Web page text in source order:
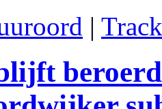
|